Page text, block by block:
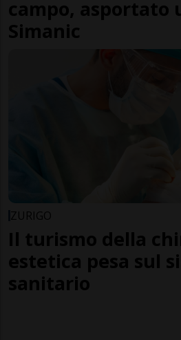
campo, asportato
Simanic
ZURIGO
Il turismo della
estetica pesa sul
sanitario